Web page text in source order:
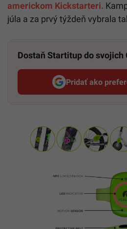
americkom Kickstarteri.
júla a za prvý týždeň vybrala
Dostaň Startitup do svojich
Pridať ako